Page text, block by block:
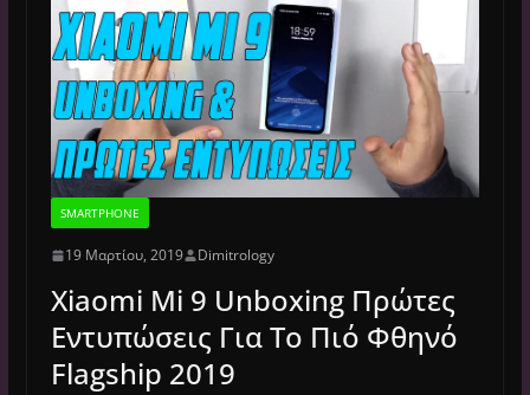
SMARTPHONE
19 Μαρτίου, 2019 Dimitrology
Xiaomi Mi 9 Unboxing Πρώτες
Εντυπώσεις Για Το Πιό Φθηνό
Flagship 2019